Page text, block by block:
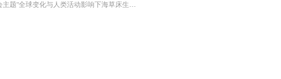
题“全球变化与人类活动影响下海草床生态